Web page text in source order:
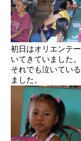
初日はオリエンテ
いてきていました。
それでも泣いてい
ました。